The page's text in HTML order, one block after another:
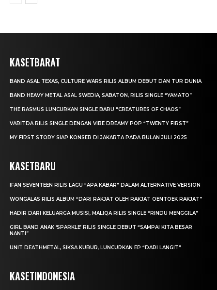
KASETBARAT
BAND ASAL TEXAS, CULTURE WARS RILIS ALBUM DEBUT DAN TUR DUNIA
BAND HEAVY METAL ASAL SWEDIA, SABATON, RILIS SINGLE “YAMATO”
THE RASMUS LUNCURKAN SINGLE BARU “CREATURES OF CHAOS”
VARITDA RILIS SINGLE DENGAN VIBE DREAMY POP “TWENTY FIRST”
MY FIRST STORY SIAP KONSER DI JAKARTA PADA BULAN JULI 2025
KASETBARU
IFAN SEVENTEEN RILIS LAGU “APA KABAR” DALAM ALTERNATIVE VERSION
WONGALAS RILIS ALBUM “DARI RAKJAT OLEH RAKJAT OENTOEK RAKJAT”
HADIR DARI KELUARGA MUSISI, MALIQA RILIS SINGLE “RINDU MENGGILA”
GIRL BAND ANAK ‘SPARKLE’ RILIS SINGLE DEBUT “SAMPAI KITA BESAR
NANTI”
UNIT DEATHMETAL, SIKSA KUBUR, LUNCURKAN EP “DARI LANGIT”
KASETINDONESIA